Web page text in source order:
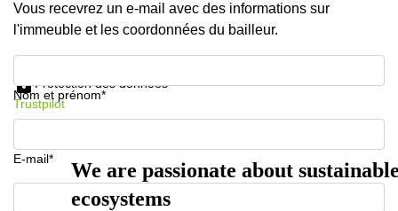
Vous recevrez un e-mail avec des informations sur
l'immeuble et les coordonnées du bailleur.
Nom et prénom*
E-mail*
Protection des données
Trustpilot
We are passionate about
ecosystems